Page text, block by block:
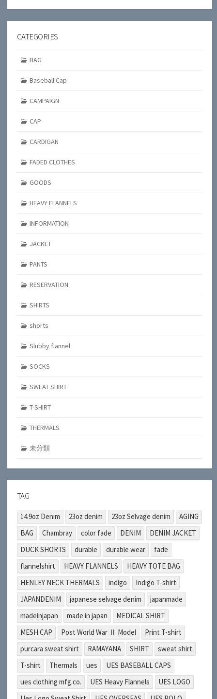
CATEGORIES
BAG
Baseball Cap
CAMPAIGN
CAP
CARDIGAN
FADED CLOTHES
GOODS
HEAVY FLANNELS
INFORMATION
JACKET
PANTS
RESERVATION
SHIRTS
shorts
Slubby flannel
SOCKS
SWEAT SHIRT
T-SHIRT
THERMALS
未分類
TAG
14.9oz Denim 23oz denim 23oz Selvage denim
AGING
BAG
Chambray color fade DENIM
DENIM JACKET
DUCK SHORTS
durable durable wear
fade
flannelshirt
HEAVY FLANNELS
HEAVY TOTE BAG
HENLEY NECK THERMALS
indigo
Indigo T-shirt
JAPANDENIM
japanese selvage denim
japanmade
madeinjapan
made in japan
MEDICAL SHIRT
MESH CAP
Post World War Ⅱ Model
Print T-shirt
purcara sweat shirt
RAMAYANA SHIRT
sweat shirt
T-shirt
Thermals ues
UES BASEBALL CAPS
ues clothing mfg.co.
UES Heavy Flannels
UES LOGO